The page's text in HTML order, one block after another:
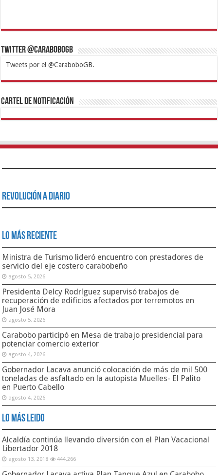
Twitter @CaraboboGB
Tweets por el @CaraboboGB.
1xbetBetturkeyBetistKralbetSupertotobetTipobetMatadorbetMariobet
https://mvbcasino.com/
Cartel de Notificación
Revolución a Diario
Lo Más Reciente
Ministra de Turismo lideró encuentro con prestadores de
servicio del eje costero carabobeño
agosto 5, 2026
Presidenta Delcy Rodríguez supervisó trabajos de
recuperación de edificios afectados por terremotos en
Juan José Mora
agosto 5, 2026
Carabobo participó en Mesa de trabajo presidencial para
potenciar comercio exterior
agosto 4, 2026
Gobernador Lacava anunció colocación de más de mil 500
toneladas de asfaltado en la autopista Muelles- El Palito
en Puerto Cabello
agosto 4, 2026
Lo Más Leido
Alcaldía continúa llevando diversión con el Plan Vacacional
Libertador 2018
agosto 13, 2018 444,266